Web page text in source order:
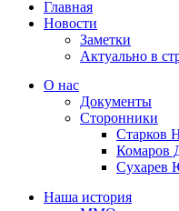
Главная
Новости
Заметки
Актуально в
О нас
Документы
Сторонники
Старков
Комаров
Сухарев
Наша история